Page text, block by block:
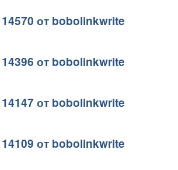
от bobolinkwrite
от bobolinkwrite
от bobolinkwrite
от bobolinkwrite